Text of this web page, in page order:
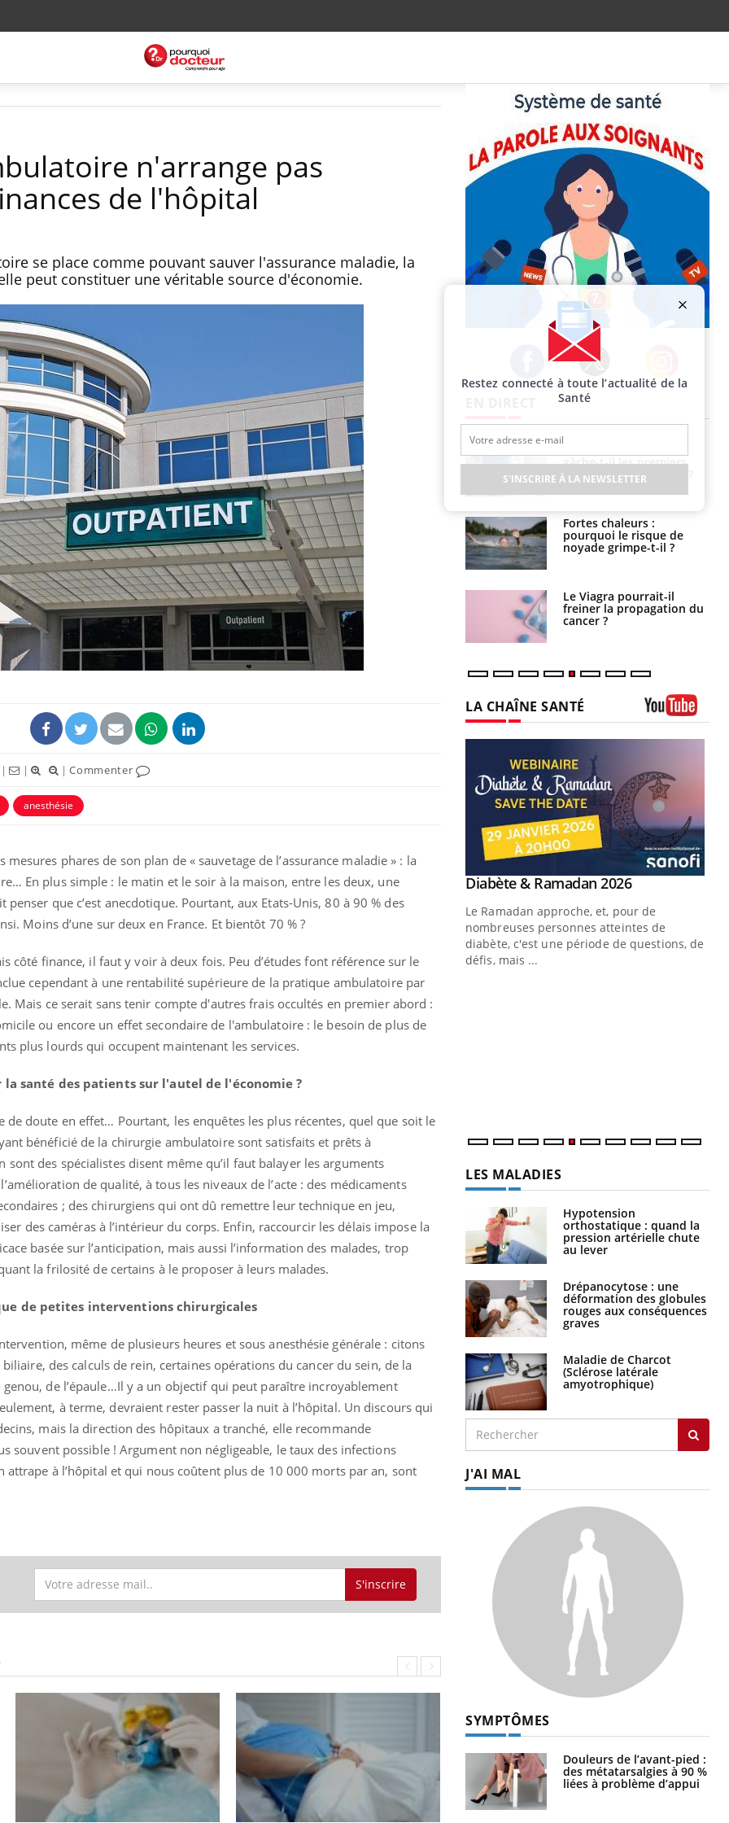
n'arrange pas
de l'hôpital
se place comme pouvant sauver l'assurance maladie, la
peut constituer une véritable source d'économie.
| | |Commenter
anesthésie
mesures phares de son plan de « sauvetage de l’assurance maladie » : la
En plus simple : le matin et le soir à la maison, entre les deux, une
que c’est anecdotique. Pourtant, aux Etats-Unis, 80 à 90 % des
Moins d’une sur deux en France. Et bientôt 70 % ?
côté finance, il faut y voir à deux fois. Peu d’études font référence sur le
cependant à une rentabilité supérieure de la pratique ambulatoire par
Mais ce serait sans tenir compte d'autres frais occultés en premier abord :
ou encore un effet secondaire de l'ambulatoire : le besoin de plus de
plus lourds qui occupent maintenant les services.
santé des patients sur l'autel de l'économie ?
doute en effet… Pourtant, les enquêtes les plus récentes, quel que soit le
bénéficié de la chirurgie ambulatoire sont satisfaits et prêts à
sont des spécialistes disent même qu’il faut balayer les arguments
de qualité, à tous les niveaux de l’acte : des médicaments
; des chirurgiens qui ont dû remettre leur technique en jeu,
des caméras à l’intérieur du corps. Enfin, raccourcir les délais impose la
basée sur l’anticipation, mais aussi l’information des malades, trop
la frilosité de certains à le proposer à leurs malades.
de petites interventions chirurgicales
même de plusieurs heures et sous anesthésie générale : citons
des calculs de rein, certaines opérations du cancer du sein, de la
de l’épaule…Il y a un objectif qui peut paraître incroyablement
à terme, devraient rester passer la nuit à l’hôpital. Un discours qui
mais la direction des hôpitaux a tranché, elle recommande
souvent possible ! Argument non négligeable, le taux des infections
attrape à l’hôpital et qui nous coûtent plus de 10 000 morts par an, sont
S'inscrire
Facebook Twitter Instagram
Cancer colorectal : une
stratégie simple aurait
changé la donne au Pays
basque
Chikungunya, dengue,
West Nile : que se passe-
t-il dans le sud de la
France ?
Les médicaments GLP-1
protègent-ils aussi les os
?
Cytomégalovirus : ce qui
change dans la prise en
charge des femmes
enceintes
La sieste empêche-t-elle
de dormir la nuit ?
VIH : la fin du comprimé
tous les jours se profile-t-
elle enfin ?
gâche-t-il les premiers
jours de vos vacances ?
Fortes chaleurs :
pourquoi le risque de
noyade grimpe-t-il ?
Le Viagra pourrait-il
freiner la propagation du
cancer ?
LA CHAÎNE SANTÉ
& Charge mentale : et si on
en parler??Youtube
l'insuline dans le diabète de type 2
comme parfois chez les soignants.
Youtube
Eczéma Chronique des Mains : se
préparer pour l’été ! Youtube
L'été arrive… et avec lui, un tout nouveau
soleil, activités en plein air… Nos mains
sont ...
Youtube
Diabète & Ramadan 2026Youtube
Le Ramadan approche, et, pour de
nombreuses personnes atteintes de
diabète, c'est une période de questions, de
défis, mais ...
LES MALADIES
Hypotension
orthostatique : quand la
pression artérielle chute
au lever
Drépanocytose : une
déformation des globules
rouges aux conséquences
graves
Maladie de Charcot
(Sclérose latérale
amyotrophique)
J'AI MAL
SYMPTÔMES
Douleurs de l’avant-pied :
des métatarsalgies à 90 %
liées à problème d’appui
Restez connecté à toute l’actualité de la
Santé
S'INSCRIRE À LA NEWSLETTER